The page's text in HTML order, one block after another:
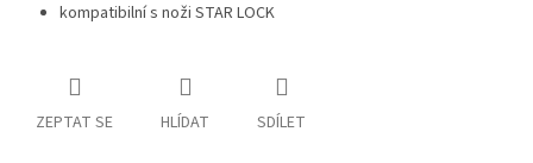
kompatibilní s noži STAR LOCK
ZEPTAT SE HLÍDAT SDÍLET